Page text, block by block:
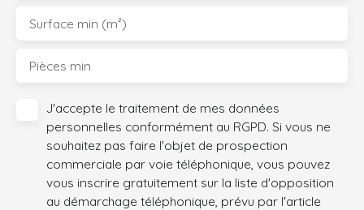
Surface min (m²)
Pièces min
J'accepte le traitement de mes données
personnelles conformément au RGPD. Si vous ne
souhaitez pas faire l'objet de prospection
commerciale par voie téléphonique, vous pouvez
vous inscrire gratuitement sur la liste d'opposition
au démarchage téléphonique, prévu par l'article